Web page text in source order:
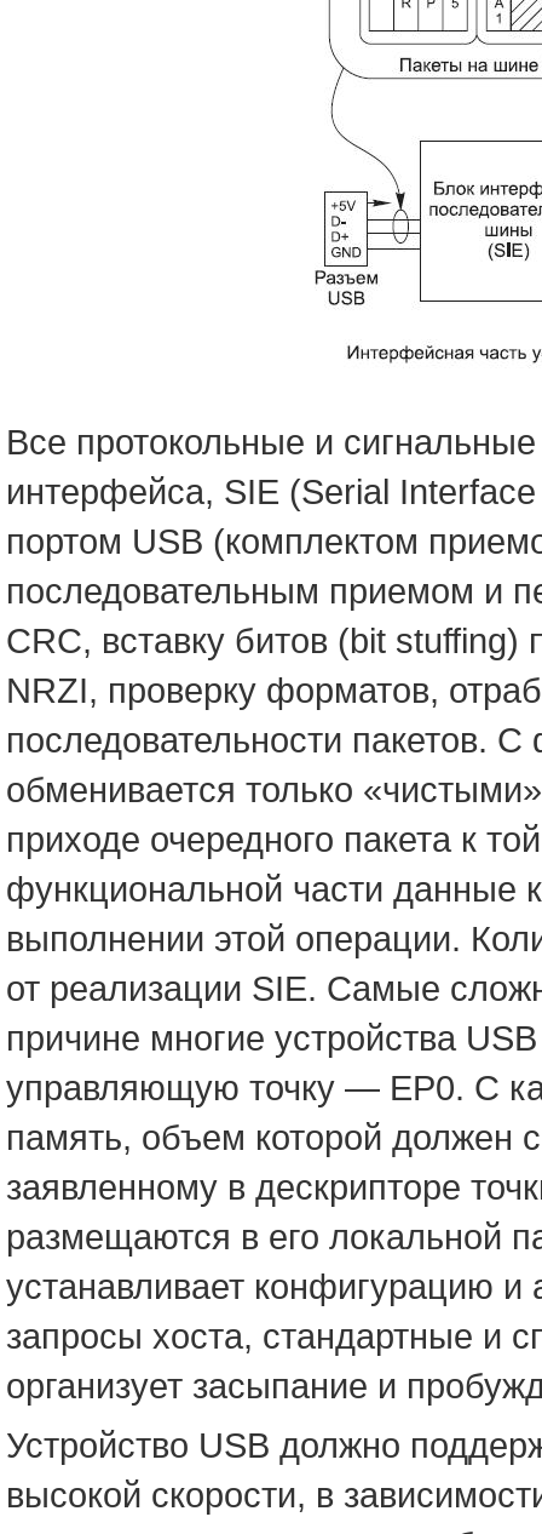
Все протокольные и
интерфейса, SIE (Serial
портом USB (комплектом
последовательным приемом и
CRC, вставку битов (bit
NRZI, проверку форматов,
последовательности пакетов.
обменивается только
приходе очередного пакета к
функциональной части данные
выполнении этой операции.
от реализации SIE. Самые
причине многие устройства
управляющую точку — EP0. С
память, объем которой должен
заявленному в дескрипторе
размещаются в его локальной
устанавливает конфигурацию и
запросы хоста, стандартные и
организует засыпание и
Устройство USB должно
высокой скорости, в